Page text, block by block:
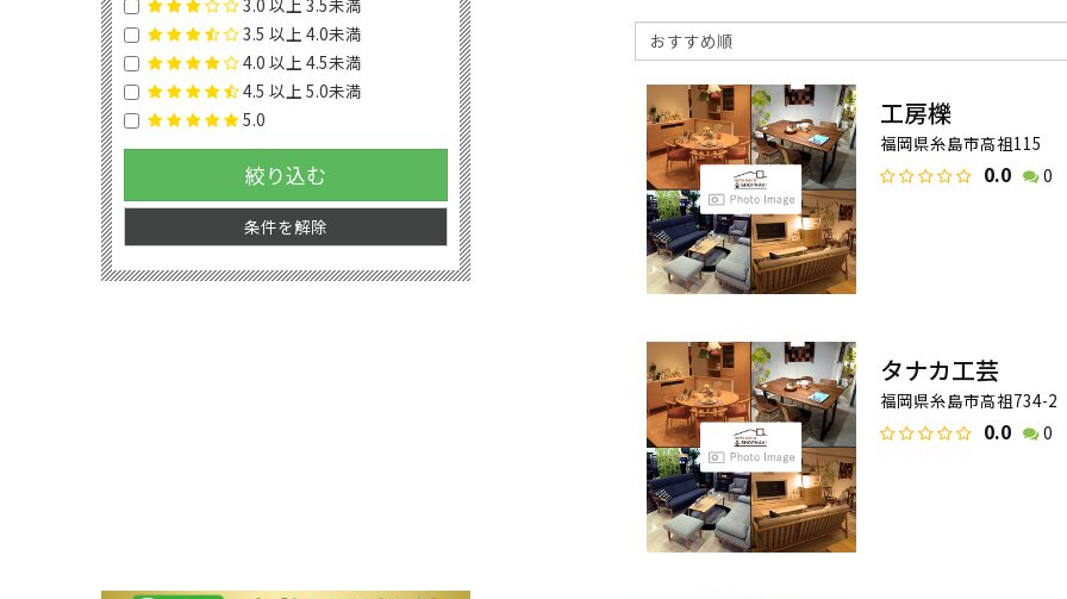
工房櫟
福岡県糸島市高祖115
0.0 0
タナカ工芸
福岡県糸島市高祖734-2
0.0 0
3.0 以上 3.5未満
3.5 以上 4.0未満
4.0 以上 4.5未満
4.5 以上 5.0未満
5.0
絞り込む
条件を解除